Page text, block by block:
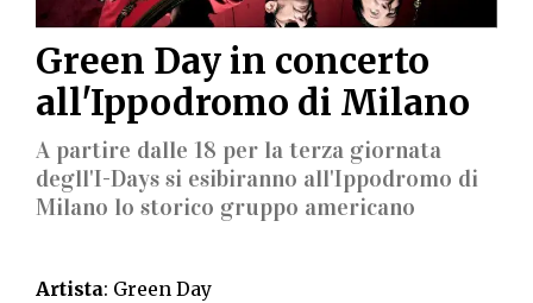
Green Day in concerto
all'Ippodromo di Milano
A partire dalle 18 per la terza giornata
degll'I-Days si esibiranno all'Ippodromo di
Milano lo storico gruppo americano
Artista: Green Day